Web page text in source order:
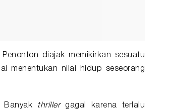
diajak memikirkan sesuatu
menentukan nilai hidup seseorang
thrillergagal karena terlalu